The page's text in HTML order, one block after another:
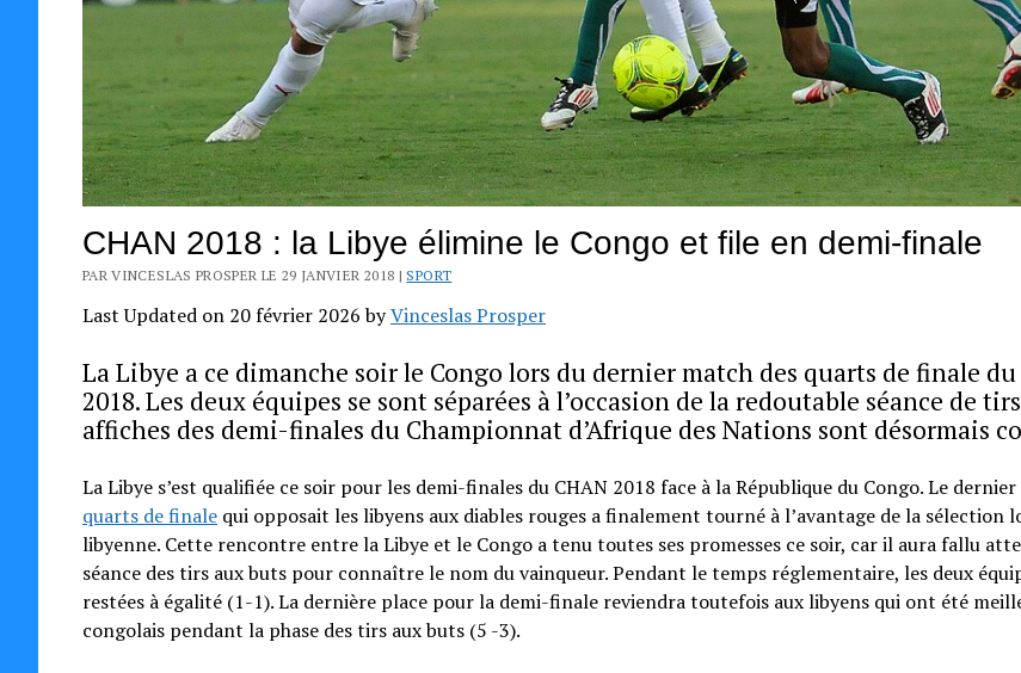
CHAN 2018 : la Libye élimine le Congo et file en demi-finale
PAR VINCESLAS PROSPER LE 29 JANVIER 2018 | SPORT
Last Updated on 20 février 2026 byVinceslas Prosper
La Libye a ce dimanche soir le Congo lors du dernier match des quarts de finale du
2018. Les deux équipes se sont séparées à l’occasion de la redoutable séance de
affiches des demi-finales du Championnat d’Afrique des Nations sont désormais
La Libye s’est qualifiée ce soir pour les demi-finales du CHAN 2018 face à la République du Congo. Le
quarts de finalequi opposait les libyens aux diables rouges a finalement tourné à l’avantage de la sélection
libyenne. Cette rencontre entre la Libye et le Congo a tenu toutes ses promesses ce soir, car il aura fallu
séance des tirs aux buts pour connaître le nom du vainqueur. Pendant le temps réglementaire, les deux
restées à égalité (1-1). La dernière place pour la demi-finale reviendra toutefois aux libyens qui ont été
congolais pendant la phase des tirs aux buts (5 -3).